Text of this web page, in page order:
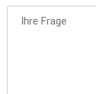
Ihre Frage